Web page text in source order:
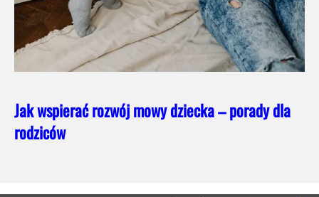
Jak wspierać rozwój mowy dziecka – porady dla
rodziców